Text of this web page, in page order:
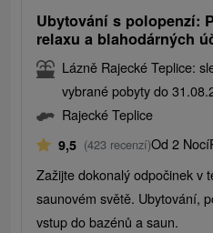
Ubytování s polopenzí:
relaxu a blahodárných
Lázně Rajecké Teplice:
vybrané pobyty do
Rajecké Teplice
9,5 (423 recenzí)Od 2 Nocí
Zažijte dokonalý odpočinek v
saunovém světě. Ubytování,
vstup do bazénů a saun.